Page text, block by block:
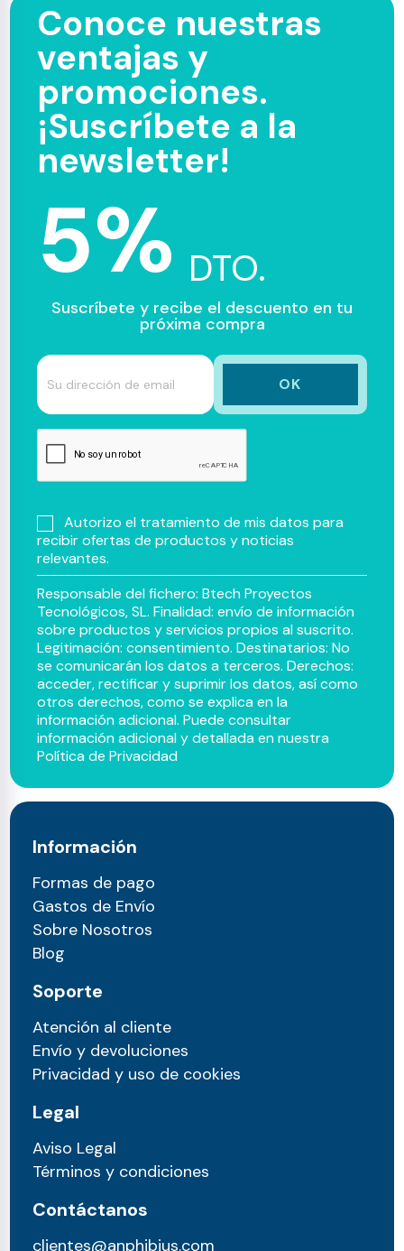
Conoce nuestras
ventajas y
promociones.
¡Suscríbete a la
newsletter!
5% DTO.
Suscríbete y recibe el descuento en tu
próxima compra
Autorizo el tratamiento de mis datos para
recibir ofertas de productos y noticias
relevantes.
Responsable del fichero: Btech Proyectos
Tecnológicos, SL. Finalidad: envío de información
sobre productos y servicios propios al suscrito.
Legitimación: consentimiento. Destinatarios: No
se comunicarán los datos a terceros. Derechos:
acceder, rectificar y suprimir los datos, así como
otros derechos, como se explica en la
información adicional. Puede consultar
información adicional y detallada en nuestra
Política de Privacidad
Información
Formas de pago
Gastos de Envío
Sobre Nosotros
Blog
Soporte
Atención al cliente
Envío y devoluciones
Privacidad y uso de cookies
Legal
Aviso Legal
Términos y condiciones
Contáctanos
clientes@anphibius.com